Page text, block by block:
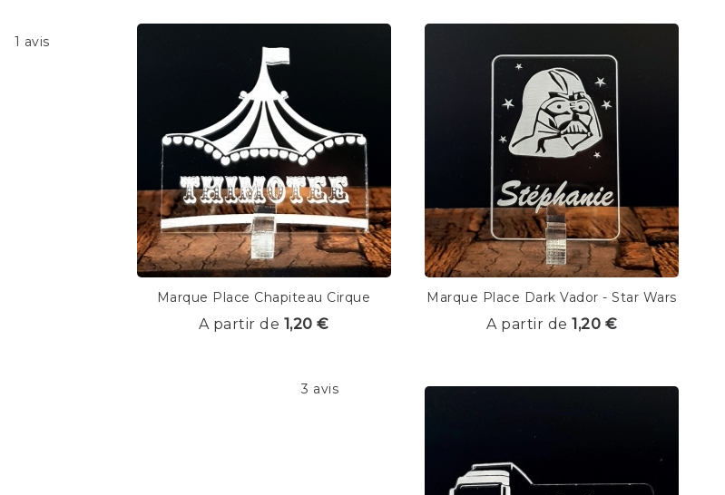
1 avis
Marque Place Chapiteau Cirque
A partir de 1,20 €
3 avis
Marque Place Dark Vador - Star Wars
A partir de1,20 €